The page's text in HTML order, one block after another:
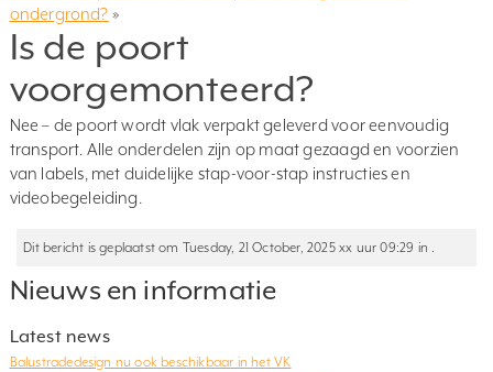
ondergrond? »
Is de poort
voorgemonteerd?
Nee – de poort wordt vlak verpakt geleverd voor eenvoudig
transport. Alle onderdelen zijn op maat gezaagd en voorzien
van labels, met duidelijke stap-voor-stap instructies en
videobegeleiding.
Dit bericht is geplaatst om Tuesday, 21 October, 2025 xx uur 09:29 in .
Nieuws en informatie
Latest news
Balustradedesign nu ook beschikbaar in het VK